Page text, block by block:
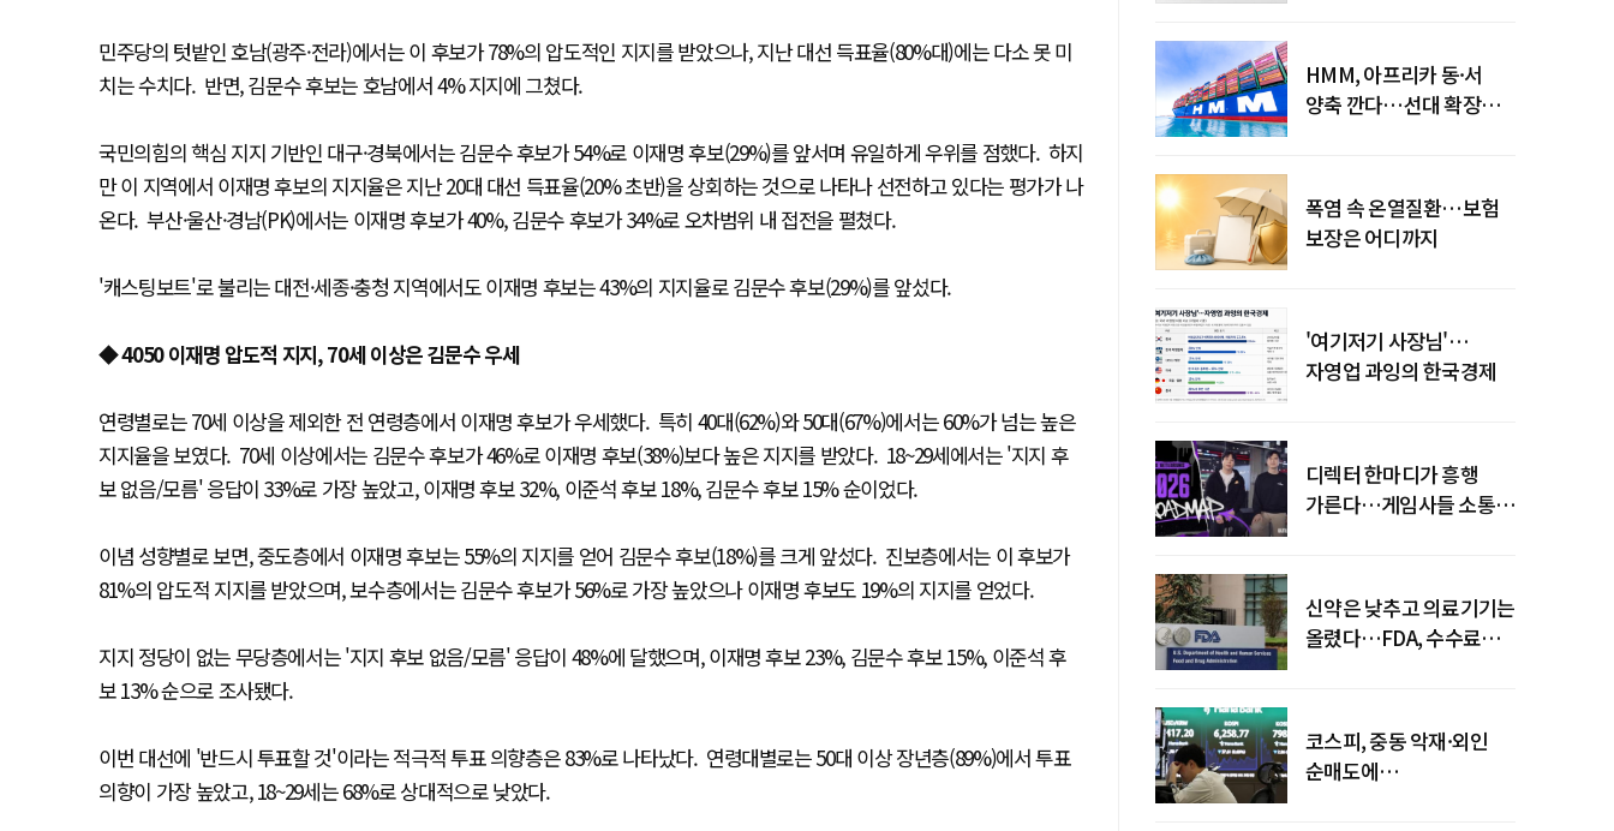
민주당의 텃밭인 호남(광주·전라)에서는 이 후보가 78%의 압도적인 지지를 받았으나, 지난 대선 득표율(80%대)에는 다소 못 미
치는 수치다. 반면, 김문수 후보는 호남에서 4% 지지에 그쳤다.
국민의힘의 핵심 지지 기반인 대구·경북에서는 김문수 후보가 54%로 이재명 후보(29%)를 앞서며 유일하게 우위를 점했다. 하지
만 이 지역에서 이재명 후보의 지지율은 지난 20대 대선 득표율(20% 초반)을 상회하는 것으로 나타나 선전하고 있다는 평가가 나
온다. 부산·울산·경남(PK)에서는 이재명 후보가 40%, 김문수 후보가 34%로 오차범위 내 접전을 펼쳤다.
'캐스팅보트'로 불리는 대전·세종·충청 지역에서도 이재명 후보는 43%의 지지율로 김문수 후보(29%)를 앞섰다.
◆ 4050 이재명 압도적 지지, 70세 이상은 김문수 우세
연령별로는 70세 이상을 제외한 전 연령층에서 이재명 후보가 우세했다. 특히 40대(62%)와 50대(67%)에서는 60%가 넘는 높은
지지율을 보였다. 70세 이상에서는 김문수 후보가 46%로 이재명 후보(38%)보다 높은 지지를 받았다. 18~29세에서는 '지지 후
보 없음/모름' 응답이 33%로 가장 높았고, 이재명 후보 32%, 이준석 후보 18%, 김문수 후보 15% 순이었다.
이념 성향별로 보면, 중도층에서 이재명 후보는 55%의 지지를 얻어 김문수 후보(18%)를 크게 앞섰다. 진보층에서는 이 후보가
81%의 압도적 지지를 받았으며, 보수층에서는 김문수 후보가 56%로 가장 높았으나 이재명 후보도 19%의 지지를 얻었다.
지지 정당이 없는 무당층에서는 '지지 후보 없음/모름' 응답이 48%에 달했으며, 이재명 후보 23%, 김문수 후보 15%, 이준석 후
보 13% 순으로 조사됐다.
이번 대선에 '반드시 투표할 것'이라는 적극적 투표 의향층은 83%로 나타났다. 연령대별로는 50대 이상 장년층(89%)에서 투표
의향이 가장 높았고, 18~29세는 68%로 상대적으로 낮았다.
HMM, 아프리카 동·서
양축 깐다…선대 확장
폭염 속 온열질환…보험
보장은 어디까지
'여기저기 사장님'…
자영업 과잉의 한국경제
디렉터 한마디가 흥행
가른다…게임사들 소통
신약은 낮추고 의료기기는
올렸다…FDA, 수수료
코스피, 중동 악재·외인
순매도에